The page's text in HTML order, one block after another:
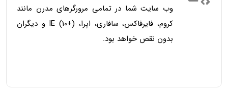
وب سایت شما در تمامی مرورگرهای مدرن مانند
کروم، فایرفاکس، سافاری، اپرا، IE (10+) و دیگران
بدون نقص خواهد بود.